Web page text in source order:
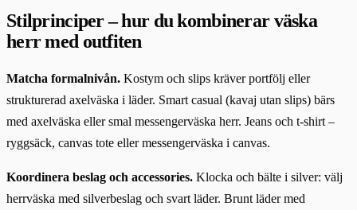
Stilprinciper – hur du kombinerar väska
herr med outfiten
Matcha formalnivån. Kostym och slips kräver portfölj eller
strukturerad axelväska i läder. Smart casual (kavaj utan slips) bärs
med axelväska eller smal messengerväska herr. Jeans och t-shirt –
ryggsäck, canvas tote eller messengerväska i canvas.
Koordinera beslag och accessories. Klocka och bälte i silver: välj
herrväska med silverbeslag och svart läder. Brunt läder med